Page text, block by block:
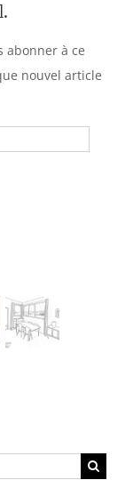
abonner à ce
nouvel article